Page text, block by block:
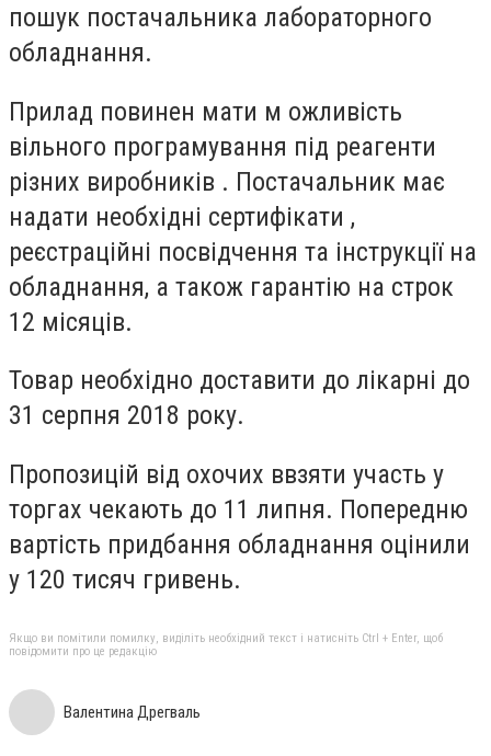
пошук постачальника лабораторного
обладнання.
Прилад повинен мати м ожливість
вільного програмування під реагенти
різних виробників . Постачальник має
надати необхідні сертифікати ,
реєстраційні посвідчення та інструкції на
обладнання, а також гарантію на строк
12 місяців.
Товар необхідно доставити до лікарні до
31 серпня 2018 року.
Пропозицій від охочих ввзяти участь у
торгах чекають до 11 липня. Попередню
вартість придбання обладнання оцінили
у 120 тисяч гривень.
Якщо ви помітили помилку, виділіть необхідний текст і натисніть Ctrl + Enter, щоб
повідомити про це редакцію
Валентина Дрегваль